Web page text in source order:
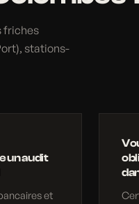
friches
stations-
un audit
et